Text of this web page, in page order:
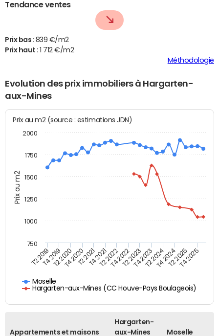
Tendance ventes
Prix bas : 839 €/m2
Prix haut :
1 712 €/m2
Méthodologie
Evolution des prix immobiliers à Hargarten-
aux-Mines
Prix au m2
Prix au m2 (source : estimations JDN)
Moselle
Hargarten-aux-Mines (CC Houve-Pays Boulageois)
T2 2019T4 2019T2 2020T4 2020T2 2021T4 2021T2 2022T4 2022T2 2023T4 2023T2 2024T4 2024T2 2025T4 2025
750
1000
1250
1500
1750
2000
Appartements et maisons
Hargarten-
aux-Mines
Moselle